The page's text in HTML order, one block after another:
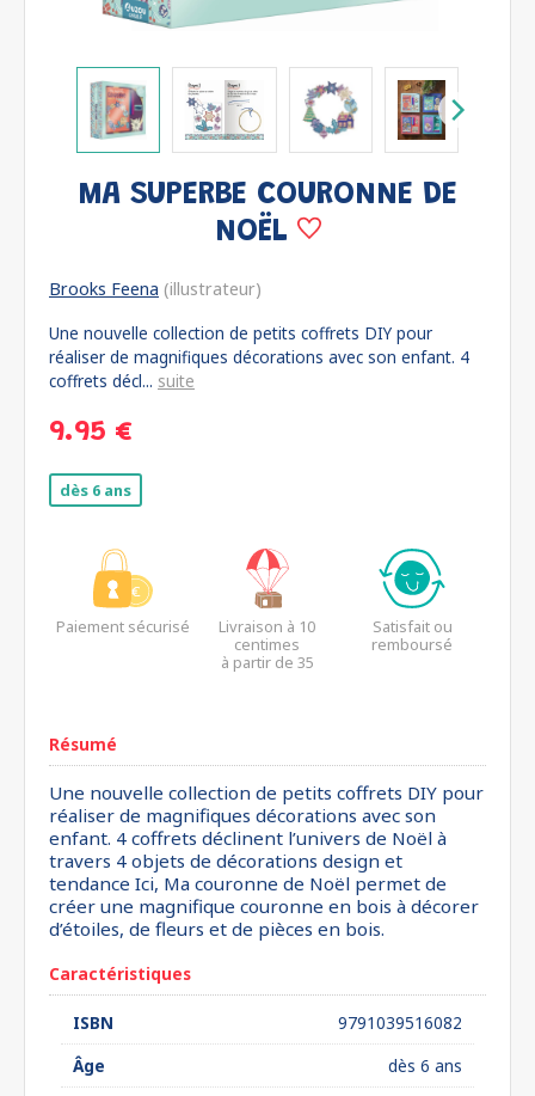
MA SUPERBE COURONNE DE
NOËL
Brooks Feena (illustrateur)
Une nouvelle collection de petits coffrets DIY pour
réaliser de magnifiques décorations avec son enfant. 4
coffrets décl... suite
9.95 €
dès 6 ans
Paiement sécurisé
Livraison à 10
centimes
à partir de 35
Satisfait ou
remboursé
Résumé
Une nouvelle collection de petits coffrets DIY pour
réaliser de magnifiques décorations avec son
enfant. 4 coffrets déclinent l’univers de Noël à
travers 4 objets de décorations design et
tendance Ici, Ma couronne de Noël permet de
créer une magnifique couronne en bois à décorer
d’étoiles, de fleurs et de pièces en bois.
Caractéristiques
ISBN
9791039516082
Âge
dès 6 ans